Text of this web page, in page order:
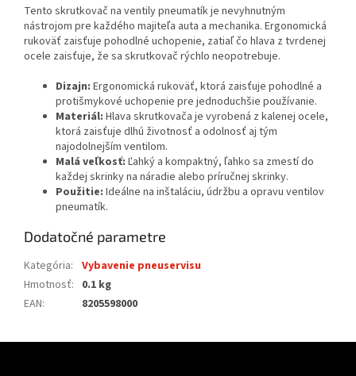
Tento skrutkovač na ventily pneumatík je nevyhnutným
nástrojom pre každého majiteľa auta a mechanika. Ergonomická
rukoväť zaisťuje pohodlné uchopenie, zatiaľ čo hlava z tvrdenej
ocele zaisťuje, že sa skrutkovač rýchlo neopotrebuje.
Dizajn: Ergonomická rukoväť, ktorá zaisťuje pohodlné a
protišmykové uchopenie pre jednoduchšie používanie.
Materiál: Hlava skrutkovača je vyrobená z kalenej ocele,
ktorá zaisťuje dlhú životnosť a odolnosť aj tým
najodolnejším ventilom.
Malá veľkosť: Ľahký a kompaktný, ľahko sa zmestí do
každej skrinky na náradie alebo príručnej skrinky.
Použitie: Ideálne na inštaláciu, údržbu a opravu ventilov
pneumatík.
Dodatočné parametre
Kategória: Vybavenie pneuservisu
Hmotnosť: 0.1 kg
EAN: 8205598000